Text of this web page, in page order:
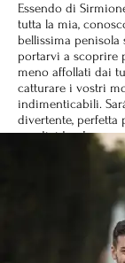
Essendo di
tutta la mia,
bellissima penisola
portarvi a scoprire
meno affollati dai
catturare i vostri
indimenticabili.
divertente, perfetta
condividere!